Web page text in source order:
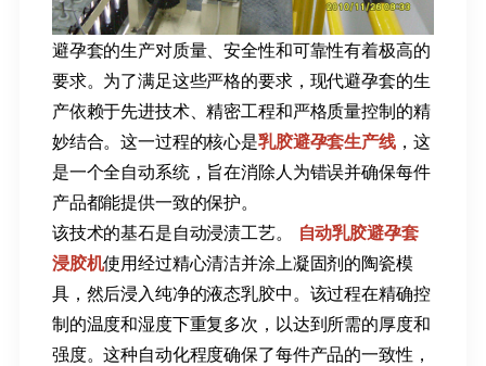
避孕套的生产对质量、安全性和可靠性有着极高的
要求。为了满足这些严格的要求，现代避孕套的生
产依赖于先进技术、精密工程和严格质量控制的精
妙结合。这一过程的核心是乳胶避孕套生产线，这
是一个全自动系统，旨在消除人为错误并确保每件
产品都能提供一致的保护。
该技术的基石是自动浸渍工艺。
自动乳胶避孕套
浸胶机使用经过精心清洁并涂上凝固剂的陶瓷模
具，然后浸入纯净的液态乳胶中。该过程在精确控
制的温度和湿度下重复多次，以达到所需的厚度和
强度。这种自动化程度确保了每件产品的一致性，